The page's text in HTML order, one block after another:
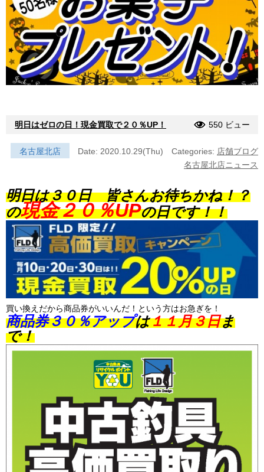
明日はゼロの日！現金買取で２０％UP！ 550 ビュー
名古屋北店 Date: 2020.10.29(Thu) Categories: 店舗ブログ
名古屋北店ニュース
明日は３０日 皆さんお待ちかね！？
の現金２０％UPの日です！！
買い換えだから商品券がいいんだ！という方はお急ぎを！
商品券３０％アップは１１月３日ま
で！